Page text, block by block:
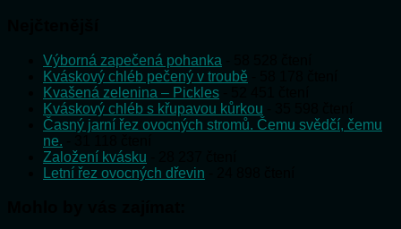
Výborná zapečená pohanka
Kváskový chléb pečený v troubě
Kvašená zelenina – Pickles
Kváskový chléb s křupavou kůrkou
Časný jarní řez ovocných stromů. Čemu svědčí, čemu
ne.
Založení kvásku
Letní řez ovocných dřevin